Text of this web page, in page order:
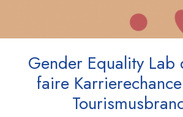
Gender Equality Lab
faire